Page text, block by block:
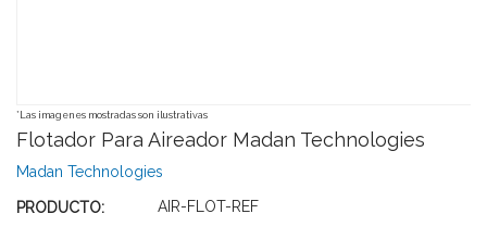
*Las imagenes mostradas son ilustrativas
Flotador Para Aireador Madan Technologies
Madan Technologies
PRODUCTO: AIR-FLOT-REF